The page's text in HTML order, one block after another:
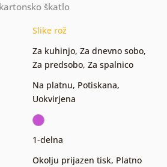
škatlo
Slike rož
Za kuhinjo, Za dnevno sobo,
Za predsobo, Za spalnico
Na platnu, Potiskana,
Uokvirjena
1-delna
Okolju prijazen tisk, Platno